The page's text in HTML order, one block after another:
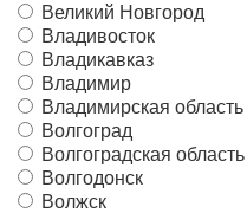
Великий Новгород
Владивосток
Владикавказ
Владимир
Владимирская область
Волгоград
Волгоградская область
Волгодонск
Волжск